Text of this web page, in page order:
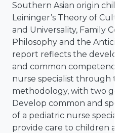
Southern Asian origin
Leininger’s Theory of
and Universality, Family
Philosophy and the
report reflects the
and common
nurse specialist through
methodology, with two
Develop common and
of a pediatric nurse
provide care to children